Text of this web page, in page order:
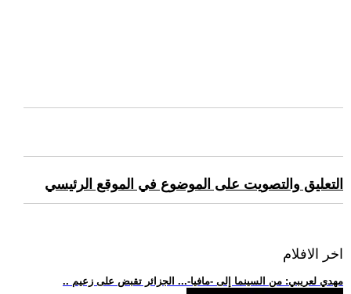
التعليق والتصويت على الموضوع في الموقع الرئيسي
اخر الافلام
.. مهدي لعريبي: من السينما إلى -مافيا-... الجزائر تقبض على زعيم